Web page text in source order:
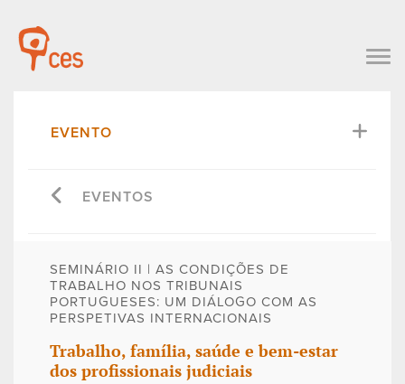
EVENTO
EVENTOS
SEMINÁRIO II | AS CONDIÇÕES DE
TRABALHO NOS TRIBUNAIS
PORTUGUESES: UM DIÁLOGO COM AS
PERSPETIVAS INTERNACIONAIS
Trabalho, família, saúde e bem-estar
dos profissionais judiciais